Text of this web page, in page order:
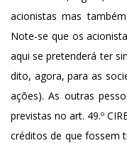
acionistas mas
Note-se que os
aqui se pretenderá ter
dito, agora, para as
ações). As outras
previstas no art. 49.º
créditos de que fossem